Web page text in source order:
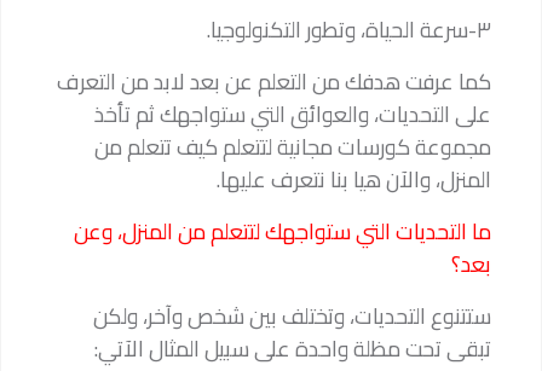
٣-سرعة الحياة، وتطور التكنولوجيا.
كما عرفت هدفك من التعلم عن بعد لابد من التعرف
على التحديات، والعوائق التي ستواجهك ثم تأخذ
مجموعة كورسات مجانية لتتعلم كيف تتعلم من
المنزل، والآن هيا بنا نتعرف عليها.
ما التحديات التي ستواجهك لتتعلم من المنزل، وعن
بعد؟
ستتنوع التحديات، وتختلف بين شخص وآخر، ولكن
تبقى تحت مظلة واحدة على سبيل المثال الآتي: